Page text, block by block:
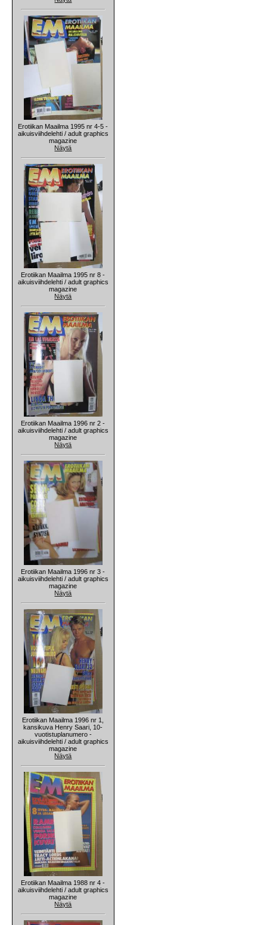
Erotiikan Maailma 1995 nr 4-5 -
aikuisviihdelehti / adult graphics
magazine
Näytä
Erotiikan Maailma 1995 nr 8 -
aikuisviihdelehti / adult graphics
magazine
Näytä
Erotiikan Maailma 1996 nr 2 -
aikuisviihdelehti / adult graphics
magazine
Näytä
Erotiikan Maailma 1996 nr 3 -
aikuisviihdelehti / adult graphics
magazine
Näytä
Erotiikan Maailma 1996 nr 1,
kansikuva Henry Saari, 10-
vuotistuplanumero -
aikuisviihdelehti / adult graphics
magazine
Näytä
Erotiikan Maailma 1988 nr 4 -
aikuisviihdelehti / adult graphics
magazine
Näytä